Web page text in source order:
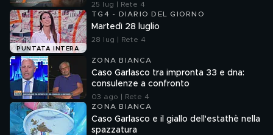
25 lug | Rete 4
PUNTATA INTERA
TG4 - DIARIO DEL GIORNO
Martedì 28 luglio
28 lug | Rete 4
ZONA BIANCA
Caso Garlasco tra impronta 33 e dna:
consulenze a confronto
03 ago | Rete 4
ZONA BIANCA
Caso Garlasco e il giallo dell'estathè nella
spazzatura